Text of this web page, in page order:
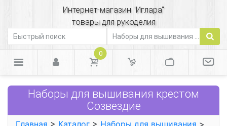
Интернет-магазин "Иглара"
товары для рукоделия
0
Наборы для вышивания крестом
Созвездие
Главная > Каталог > Наборы для вышивания >